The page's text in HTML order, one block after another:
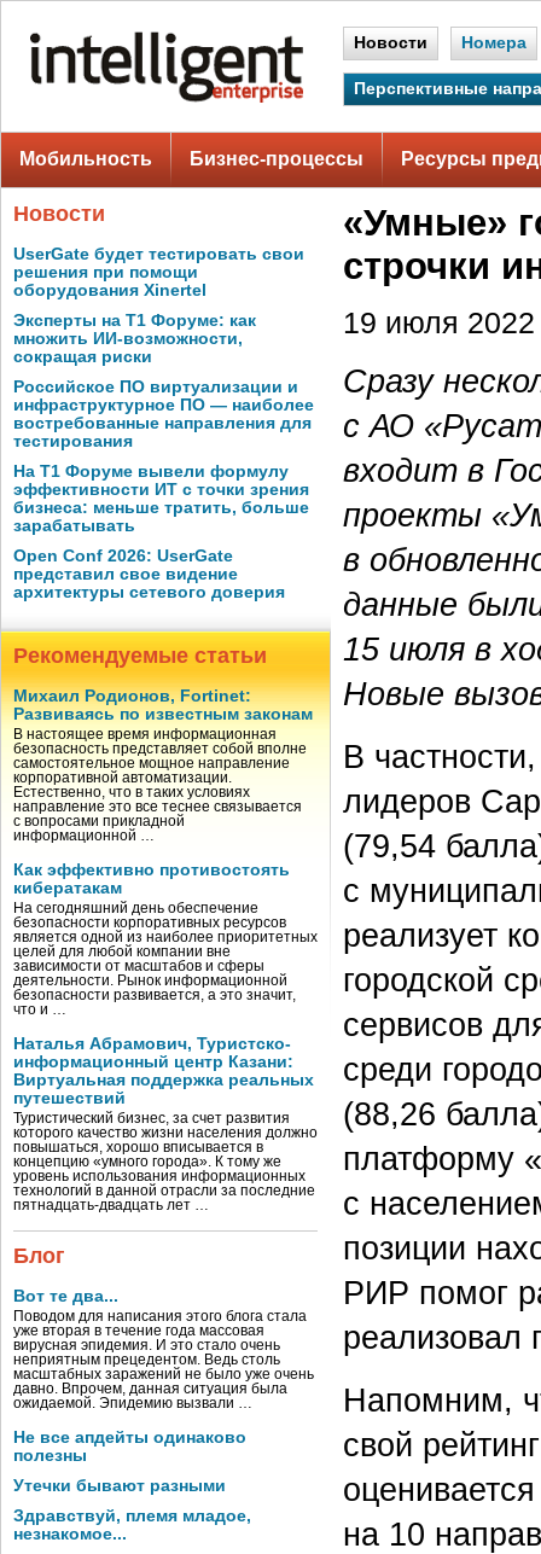
Новости Номера
Перспективные
Мобильность Бизнес-процессы Ресурсы
Новости
UserGate будет тестировать свои
решения при помощи
оборудования Xinertel
Эксперты на Т1 Форуме: как
множить ИИ-возможности,
сокращая риски
Российское ПО виртуализации и
инфраструктурное ПО — наиболее
востребованные направления для
тестирования
На Т1 Форуме вывели формулу
эффективности ИТ с точки зрения
бизнеса: меньше тратить, больше
зарабатывать
Open Conf 2026: UserGate
представил свое видение
архитектуры сетевого доверия
Рекомендуемые статьи
Михаил Родионов, Fortinet:
Развиваясь по известным законам
В настоящее время информационная
безопасность представляет собой вполне
самостоятельное мощное направление
корпоративной автоматизации.
Естественно, что в таких условиях
направление это все теснее связывается
с вопросами прикладной
информационной …
Как эффективно противостоять
кибератакам
На сегодняшний день обеспечение
безопасности корпоративных ресурсов
является одной из наиболее приоритетных
целей для любой компании вне
зависимости от масштабов и сферы
деятельности. Рынок информационной
безопасности развивается, а это значит,
что и …
Наталья Абрамович, Туристско-
информационный центр Казани:
Виртуальная поддержка реальных
путешествий
Туристический бизнес, за счет развития
которого качество жизни населения должно
повышаться, хорошо вписывается в
концепцию «умного города». К тому же
уровень использования информационных
технологий в данной отрасли за последние
пятнадцать-двадцать лет …
Блог
Вот те два...
Поводом для написания этого блога стала
уже вторая в течение года массовая
вирусная эпидемия. И это стало очень
неприятным прецедентом. Ведь столь
масштабных заражений не было уже очень
давно. Впрочем, данная ситуация была
ожидаемой. Эпидемию вызвали …
Не все апдейты одинаково
полезны
Утечки бывают разными
Здравствуй, племя младое,
незнакомое...
«Умные»
строчки
19 июля 2022
Сразу
с АО
входит в
проекты
в
данные
15 июля в
Новые
В
лидеров
(79,54
с
реализует
городской
сервисов
среди
(88,26
платформу
с
позиции
РИР помог
реализовал
Напомним,
свой
на 10